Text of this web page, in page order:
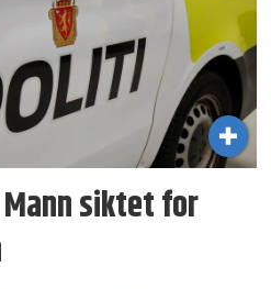
siktet for